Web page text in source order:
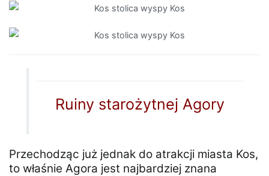
Ruiny starożytnej Agory
Przechodząc już jednak do atrakcji miasta Kos,
to właśnie Agora jest najbardziej znana